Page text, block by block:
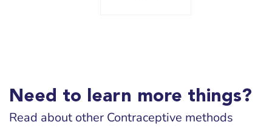
Need to learn more things?
Read about other Contraceptive methods